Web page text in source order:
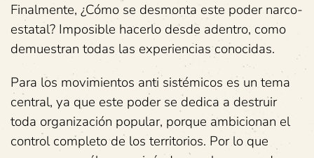
Finalmente, ¿Cómo se desmonta este poder narco-
estatal? Imposible hacerlo desde adentro, como
demuestran todas las experiencias conocidas.
Para los movimientos anti sistémicos es un tema
central, ya que este poder se dedica a destruir
toda organización popular, porque ambicionan el
control completo de los territorios. Por lo que